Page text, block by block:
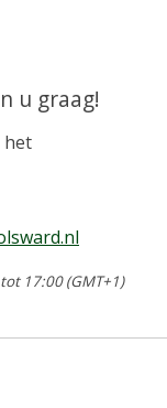
u graag!
het
17:00 (GMT+1)